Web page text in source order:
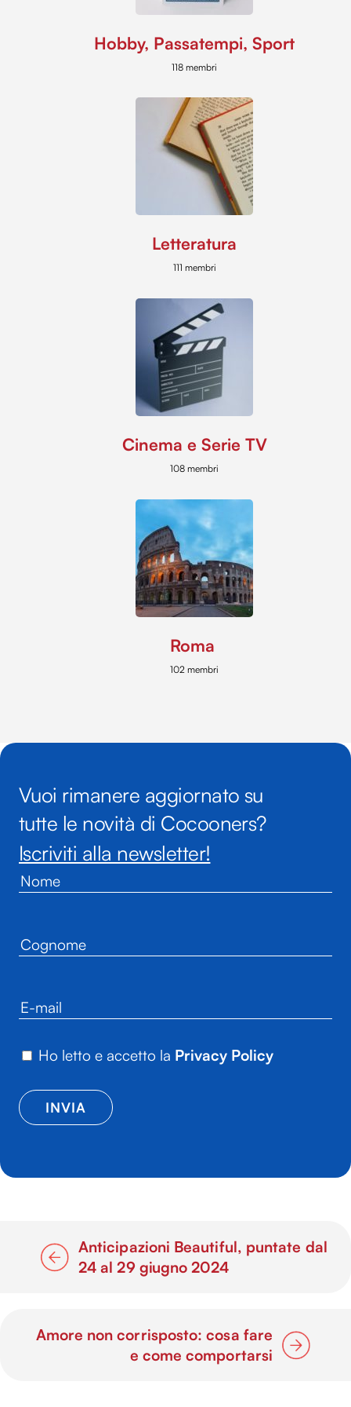
Hobby, Passatempi, Sport
118 membri
Letteratura
111 membri
Cinema e Serie TV
108 membri
Roma
102 membri
Vuoi rimanere aggiornato su
tutte le novità di Cocooners?
Iscriviti alla newsletter!
Ho letto e accetto la Privacy Policy
Anticipazioni Beautiful, puntate dal
24 al 29 giugno 2024
Amore non corrisposto: cosa fare
e come comportarsi